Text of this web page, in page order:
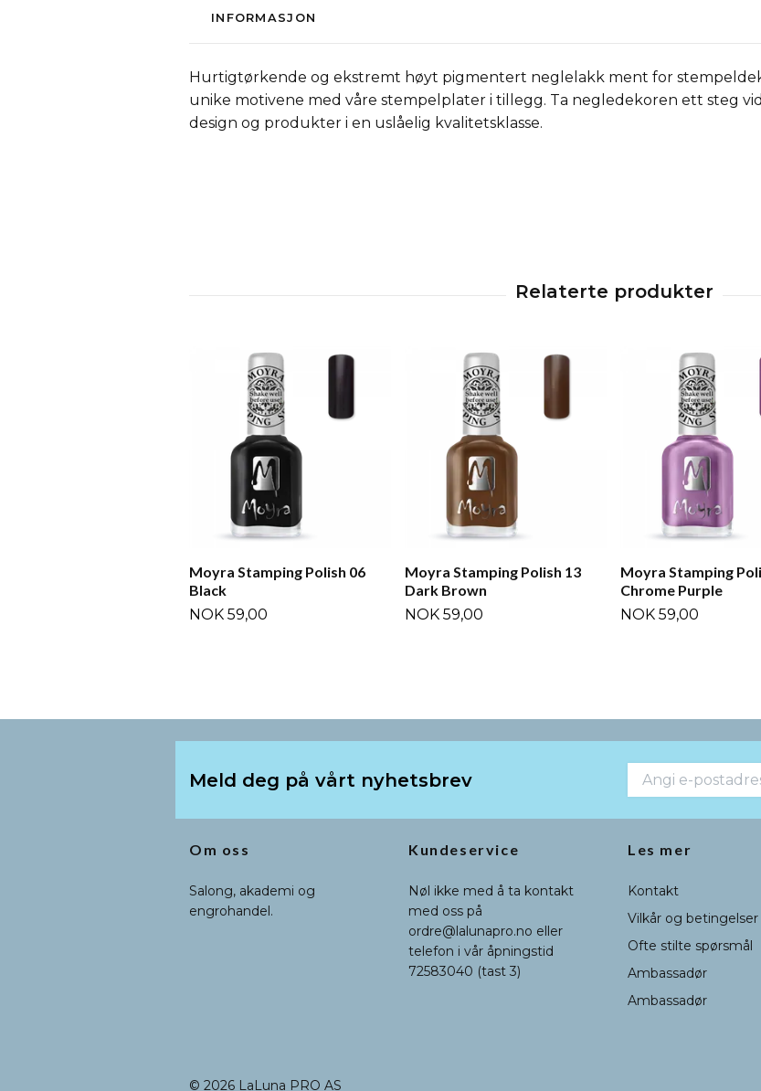
INFORMASJON
Hurtigtørkende og ekstremt høyt pigmentert neglelakk ment for
unike motivene med våre stempelplater i tillegg. Ta negledekoren ett steg
design og produkter i en uslåelig kvalitetsklasse.
Moyra Stamping Polish 06
Black
NOK 59,00
Moyra Stamping Polish 13
Dark Brown
NOK 59,00
Moyra Stamping
Chrome Purple
NOK 59,00
Meld deg på vårt nyhetsbrev
Om oss
Salong, akademi og
engrohandel.
Kundeservice
Nøl ikke med å ta kontakt
med oss på
ordre@lalunapro.no eller
telefon i vår åpningstid
72583040 (tast 3)
Les mer
Kontakt
Vilkår og betingelser
Ofte stilte spørsmål
Ambassadør
Ambassadør
© 2026 LaLuna PRO AS